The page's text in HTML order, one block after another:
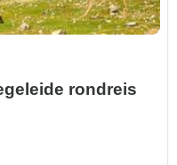
rondreis